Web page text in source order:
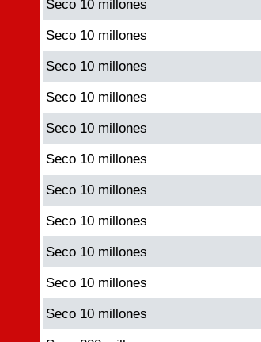
Seco 10 millones
Seco 10 millones
Seco 10 millones
Seco 10 millones
Seco 10 millones
Seco 10 millones
Seco 10 millones
Seco 10 millones
Seco 10 millones
Seco 10 millones
Seco 10 millones